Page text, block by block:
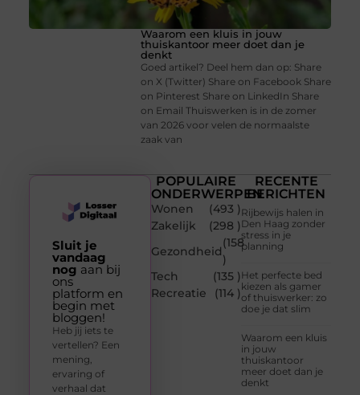
Waarom een kluis in jouw
thuiskantoor meer doet dan je
denkt
Goed artikel? Deel hem dan op: Share
on X (Twitter) Share on Facebook Share
on Pinterest Share on LinkedIn Share
on Email Thuiswerken is in de zomer
van 2026 voor velen de normaalste
zaak van
POPULAIRE
ONDERWERPEN
Wonen
(493 )
Zakelijk
(298 )
Gezondheid
(158
)
Tech
(135 )
Recreatie
(114 )
RECENTE
BERICHTEN
Rijbewijs halen in
Den Haag zonder
stress in je
planning
Het perfecte bed
kiezen als gamer
of thuiswerker: zo
doe je dat slim
Waarom een kluis
in jouw
thuiskantoor
meer doet dan je
denkt
Sluit je
vandaag
nog aan bij
ons
platform en
begin met
bloggen!
Heb jij iets te
vertellen? Een
mening,
ervaring of
verhaal dat